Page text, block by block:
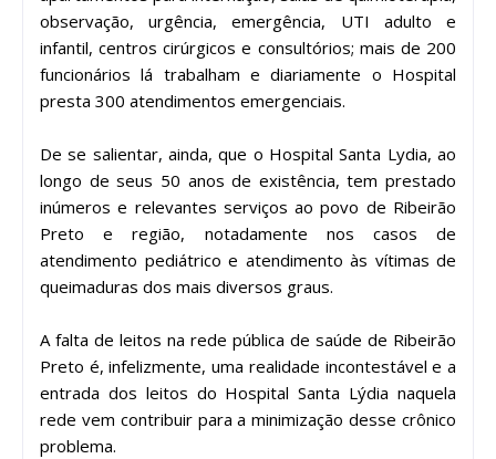
observação, urgência, emergência, UTI adulto e
infantil, centros cirúrgicos e consultórios; mais de 200
funcionários lá trabalham e diariamente o Hospital
presta 300 atendimentos emergenciais.
De se salientar, ainda, que o Hospital Santa Lydia, ao
longo de seus 50 anos de existência, tem prestado
inúmeros e relevantes serviços ao povo de Ribeirão
Preto e região, notadamente nos casos de
atendimento pediátrico e atendimento às vítimas de
queimaduras dos mais diversos graus.
A falta de leitos na rede pública de saúde de Ribeirão
Preto é, infelizmente, uma realidade incontestável e a
entrada dos leitos do Hospital Santa Lýdia naquela
rede vem contribuir para a minimização desse crônico
problema.